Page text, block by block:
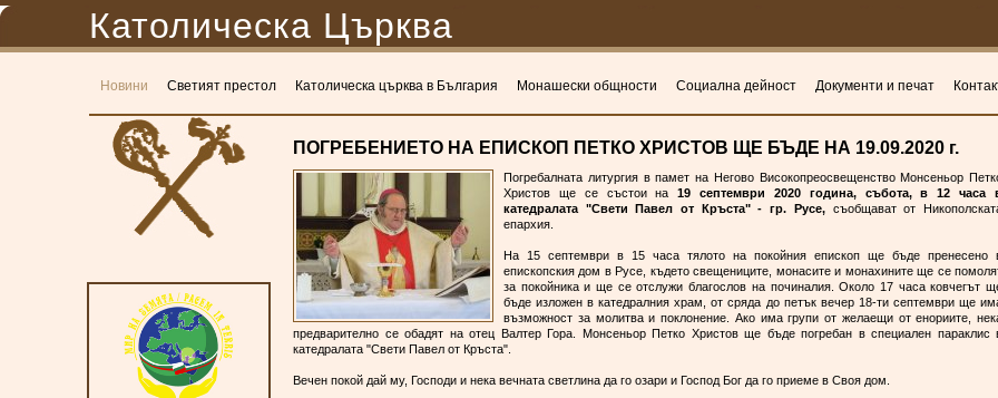
Католическа Църква
Новини Светият престол Католическа църква в България Монашески общности Социална дейност Документи и печат
ПОГРЕБЕНИЕТО НА ЕПИСКОП ПЕТКО ХРИСТОВ ЩЕ БЪДЕ НА 19.09.2020 г.
Погребалната литургия в памет на Негово Високопреосвещенство Монсеньор
Христов ще се състои на19 септември 2020 година, събота, в 12 часа
катедралата "Свети Павел от Кръста" - гр. Русе,съобщават от
епархия.
На 15 септември в 15 часа тялото на покойния епископ ще бъде пренесено
епископския дом в Русе, където свещениците, монасите и монахините ще се
за покойника и ще се отслужи благослов на починалия. Около 17 часа ковчегът
бъде изложен в катедралния храм, от сряда до петък вечер 18-ти септември ще
възможност за молитва и поклонение. Ако има групи от желаещи от енориите,
предварително се обадят на отец Валтер Гора. Монсеньор Петко Христов ще бъде погребан в специален параклис
катедралата "Свети Павел от Кръста".
Вечен покой дай му, Господи и нека вечната светлина да го озари и Господ Бог да го приеме в Своя дом.